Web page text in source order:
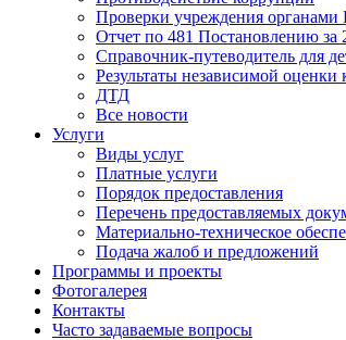
Проверки учреждения органами
Отчет по 481 Постановлению за
Справочник-путеводитель для
Результаты независимой оценки
ДТД
Все новости
Услуги
Виды услуг
Платные услуги
Порядок предоставления
Перечень предоставляемых
Материально-техническое
Подача жалоб и предложений
Программы и проекты
Фотогалерея
Контакты
Часто задаваемые вопросы